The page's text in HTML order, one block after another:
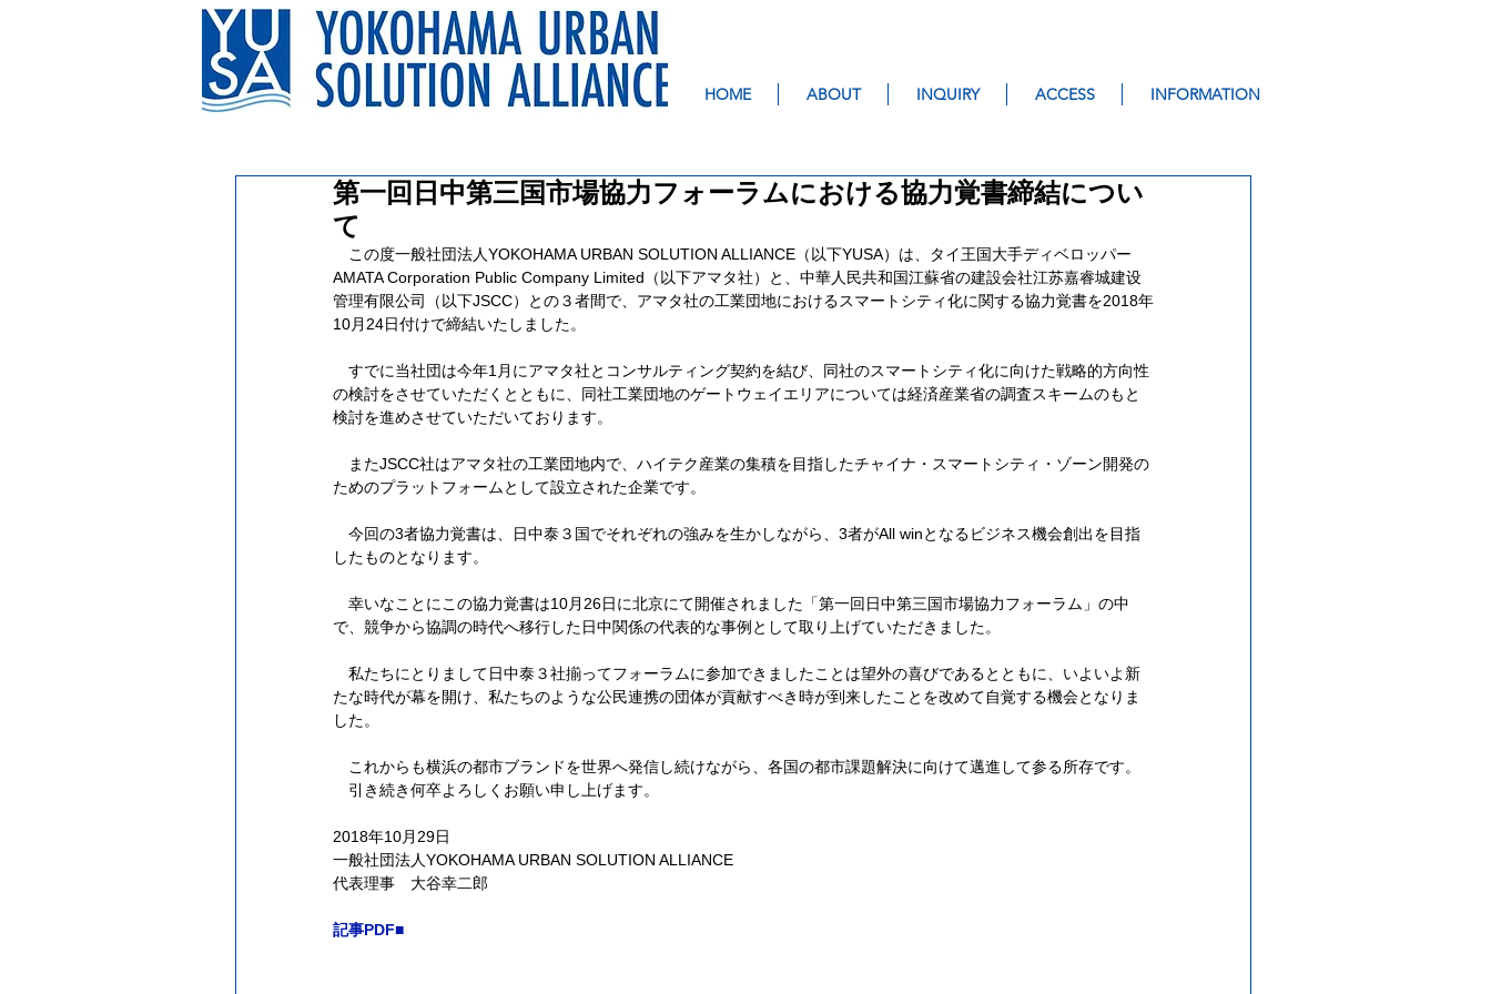
HOME ABOUT INQUIRY ACCESS INFORMATION
第一回日中第三国市場協力フォーラムにおける協力覚書締結につい
て
この度一般社団法人YOKOHAMA URBAN SOLUTION ALLIANCE（以下YUSA）は、タイ王国大手ディベロッパー
AMATA Corporation Public Company Limited（以下アマタ社）と、中華人民共和国江蘇省の建設会社江苏嘉睿城建设
管理有限公司（以下JSCC）との３者間で、アマタ社の工業団地におけるスマートシティ化に関する協力覚書を2018年
10月24日付けで締結いたしました。
すでに当社団は今年1月にアマタ社とコンサルティング契約を結び、同社のスマートシティ化に向けた戦略的方向性
の検討をさせていただくとともに、同社工業団地のゲートウェイエリアについては経済産業省の調査スキームのもと
検討を進めさせていただいております。
またJSCC社はアマタ社の工業団地内で、ハイテク産業の集積を目指したチャイナ・スマートシティ・ゾーン開発の
ためのプラットフォームとして設立された企業です。
今回の3者協力覚書は、日中泰３国でそれぞれの強みを生かしながら、3者がAll winとなるビジネス機会創出を目指
したものとなります。
幸いなことにこの協力覚書は10月26日に北京にて開催されました「第一回日中第三国市場協力フォーラム」の中
で、競争から協調の時代へ移行した日中関係の代表的な事例として取り上げていただきました。
私たちにとりまして日中泰３社揃ってフォーラムに参加できましたことは望外の喜びであるとともに、いよいよ新
たな時代が幕を開け、私たちのような公民連携の団体が貢献すべき時が到来したことを改めて自覚する機会となりま
した。
これからも横浜の都市ブランドを世界へ発信し続けながら、各国の都市課題解決に向けて邁進して参る所存です。
引き続き何卒よろしくお願い申し上げます。
2018年10月29日
一般社団法人YOKOHAMA URBAN SOLUTION ALLIANCE
代表理事　大谷幸二郎
記事PDF■